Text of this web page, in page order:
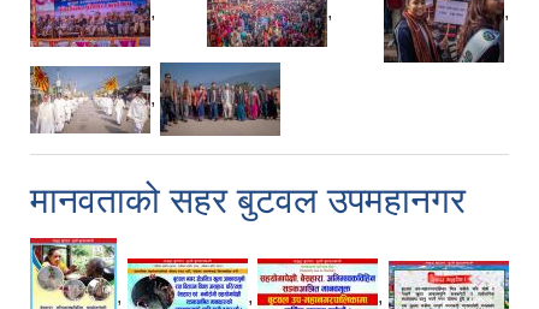
, , ,
,
मानवताको सहर बुटवल उपमहानगर
, , ,